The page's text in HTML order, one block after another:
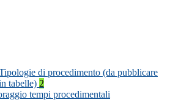
di procedimento (da pubblicare
tabelle) 2
tempi procedimentali